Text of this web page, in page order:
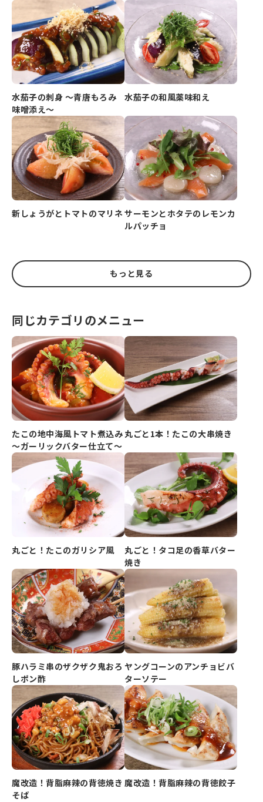
水茄子の刺身 ～青唐もろみ
味噌添え～
水茄子の和風薬味和え
新しょうがとトマトのマリネサーモンとホタテのレモンカ
ルパッチョ
もっと見る
同じカテゴリのメニュー
たこの地中海風トマト煮込み
～ガーリックバター仕立て～
丸ごと1本！たこの大串焼き
丸ごと！たこのガリシア風
丸ごと！タコ足の香草バター
焼き
豚ハラミ串のザクザク鬼おろ
しポン酢
ヤングコーンのアンチョビバ
ターソテー
魔改造！背脂麻辣の背徳焼き
そば
魔改造！背脂麻辣の背徳餃子